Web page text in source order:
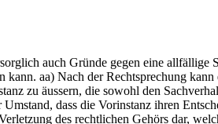
auch Gründe gegen eine allfällige
kann. aa) Nach der Rechtsprechung
zu äussern, die sowohl den
dass die Vorinstanz ihren
des rechtlichen Gehörs dar,